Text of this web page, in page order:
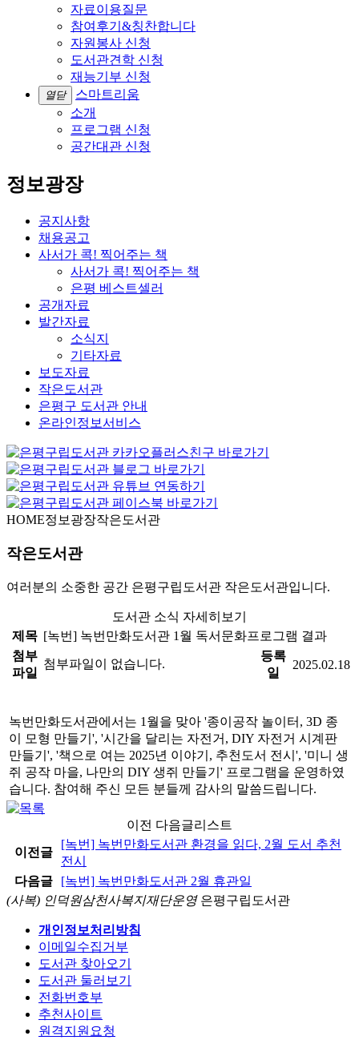
자료이용질문
참여후기&칭찬합니다
자원봉사 신청
도서관견학 신청
재능기부 신청
열닫
스마트리움
소개
프로그램 신청
공간대관 신청
정보광장
공지사항
채용공고
사서가 콕! 찍어주는 책
사서가 콕! 찍어주는 책
은평 베스트셀러
공개자료
발간자료
소식지
기타자료
보도자료
작은도서관
은평구 도서관 안내
온라인정보서비스
HOME정보광장작은도서관
작은도서관
여러분의 소중한 공간 은평구립도서관 작은도서관입니다.
도서관 소식 자세히보기
제목 [녹번] 녹번만화도서관 1월 독서문화프로그램 결과
첨부
파일
첨부파일이 없습니다.
등록
일
2025.02.18
녹번만화도서관에서는 1월을 맞아 '종이공작 놀이터, 3D 종
이 모형 만들기', '시간을 달리는 자전거, DIY 자전거 시계판
만들기', '책으로 여는 2025년 이야기, 추천도서 전시', '미니 생
쥐 공작 마을, 나만의 DIY 생쥐 만들기' 프로그램을 운영하였
습니다. 참여해 주신 모든 분들께 감사의 말씀드립니다.
이전 다음글리스트
이전글
[녹번] 녹번만화도서관 환경을 읽다, 2월 도서 추천
전시
다음글
[녹번] 녹번만화도서관 2월 휴관일
(사복) 인덕원삼천사복지재단운영은평구립도서관
개인정보처리방침
이메일수집거부
도서관 찾아오기
도서관 둘러보기
전화번호부
추천사이트
원격지원요청